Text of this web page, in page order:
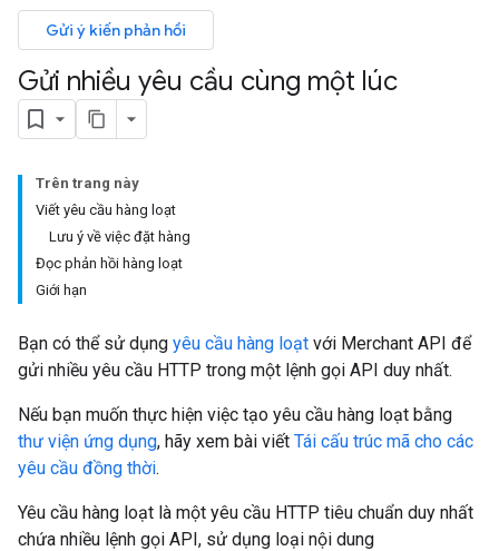
Gửi ý kiến phản hồi
Gửi nhiều yêu cầu cùng một lúc
Trên trang này
Viết yêu cầu hàng loạt
Lưu ý về việc đặt hàng
Đọc phản hồi hàng loạt
Giới hạn
Bạn có thể sử dụng yêu cầu hàng loạt với Merchant API để
gửi nhiều yêu cầu HTTP trong một lệnh gọi API duy nhất.
Nếu bạn muốn thực hiện việc tạo yêu cầu hàng loạt bằng
thư viện ứng dụng, hãy xem bài viết Tái cấu trúc mã cho các
yêu cầu đồng thời.
Yêu cầu hàng loạt là một yêu cầu HTTP tiêu chuẩn duy nhất
chứa nhiều lệnh gọi API, sử dụng loại nội dung